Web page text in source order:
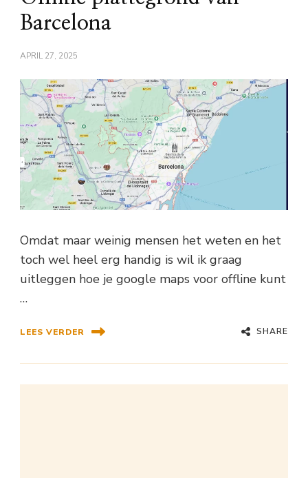
Barcelona
APRIL 27, 2025
Omdat maar weinig mensen het weten en het
toch wel heel erg handig is wil ik graag
uitleggen hoe je google maps voor offline kunt
…
LEES VERDER SHARE